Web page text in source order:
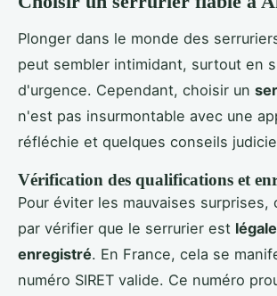
Plonger dans le monde des
peut sembler intimidant, surtout en
d'urgence. Cependant, choisir un
n'est pas insurmontable avec une
réfléchie et quelques conseils
Vérification des qualifications et
Pour éviter les mauvaises surprises,
par vérifier que le serrurier est
enregistré. En France, cela se
numéro SIRET valide. Ce numéro